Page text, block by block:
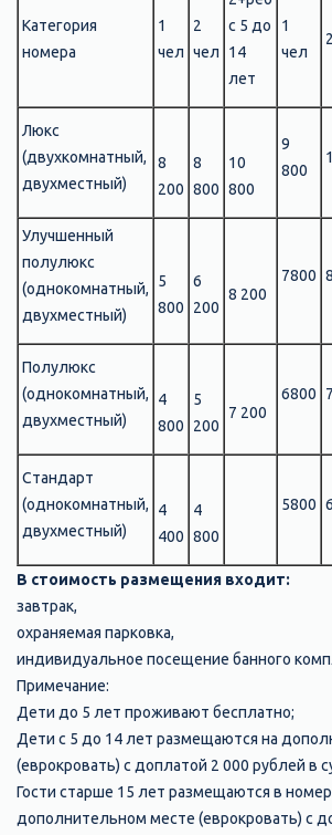
Категория
номера
1
чел
2
чел
с 5 до
14
лет
1
чел
Люкс
(двухкомнатный,
двухместный)
8
200
8
800
10
800
9
800
Улучшенный
полулюкс
(однокомнатный,
двухместный)
5
800
6
200
8 200
7800
Полулюкс
(однокомнатный,
двухместный)
4
800
5
200
7 200
6800
Стандарт
(однокомнатный,
двухместный)
4
400
4
800
5800
В стоимость размещения входит:
завтрак,
охраняемая парковка,
индивидуальное посещение банного
Примечание:
Дети до 5 лет проживают бесплатно;
Дети с 5 до 14 лет размещаются на
(еврокровать) с доплатой 2 000 рублей в
Гости старше 15 лет размещаются в
дополнительном месте (еврокровать) с